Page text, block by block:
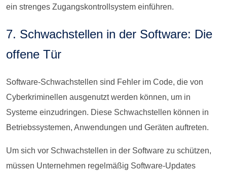
ein strenges Zugangskontrollsystem einführen.
7. Schwachstellen in der Software: Die
offene Tür
Software-Schwachstellen sind Fehler im Code, die von
Cyberkriminellen ausgenutzt werden können, um in
Systeme einzudringen. Diese Schwachstellen können in
Betriebssystemen, Anwendungen und Geräten auftreten.
Um sich vor Schwachstellen in der Software zu schützen,
müssen Unternehmen regelmäßig Software-Updates